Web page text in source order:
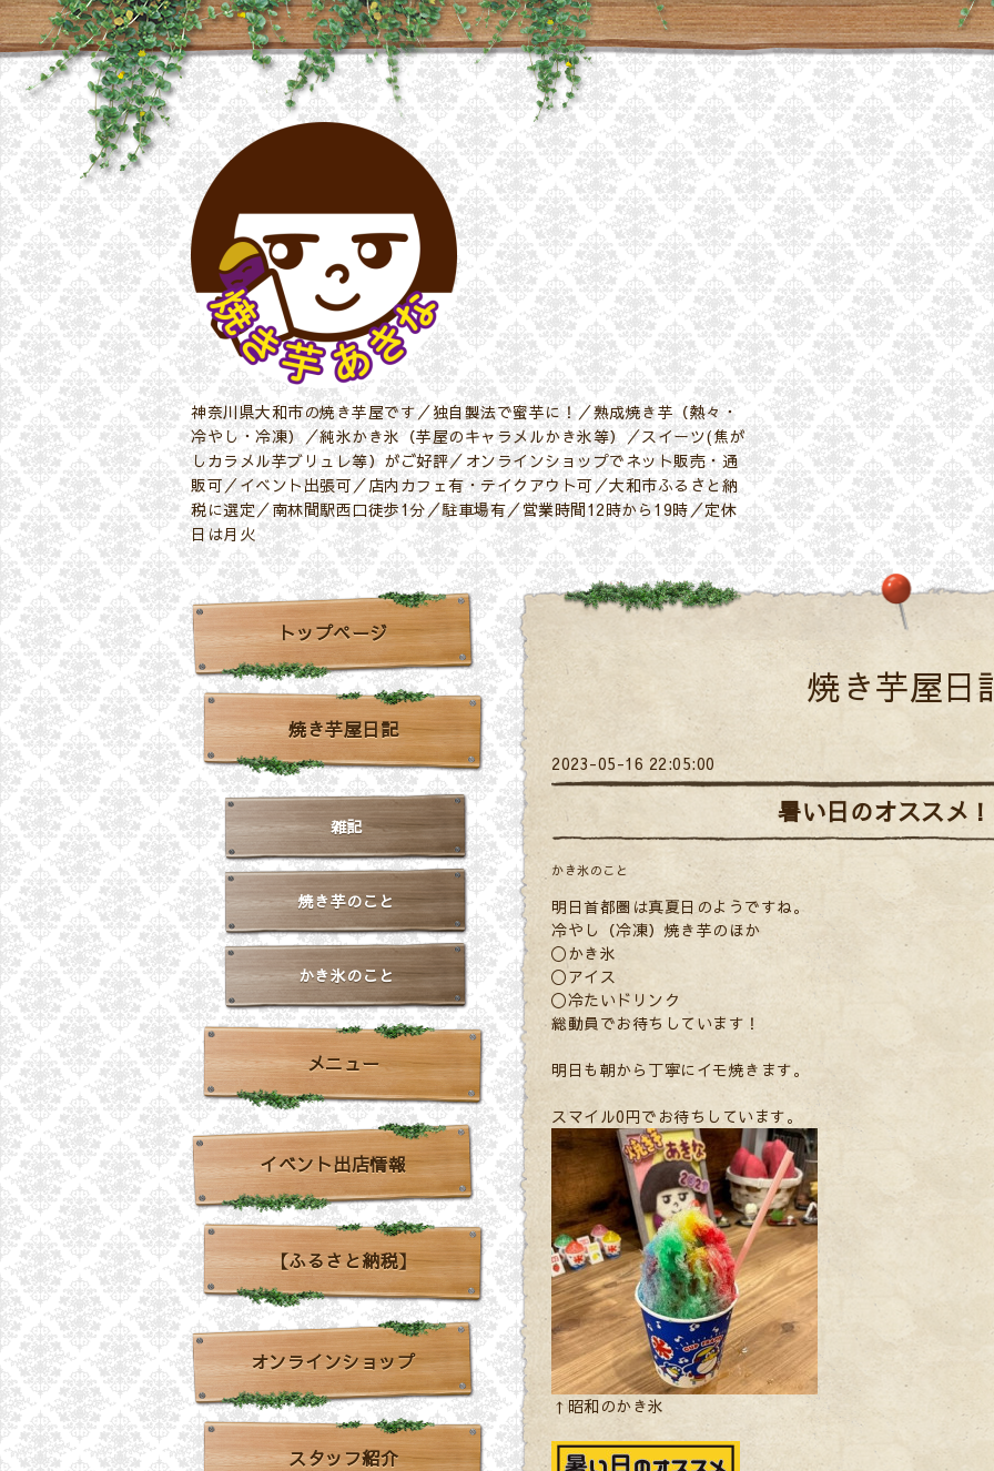
神奈川県大和市の焼き芋屋です／独自製法で蜜芋に！／熟成焼き芋（熱々・
冷やし・冷凍）／純氷かき氷（芋屋のキャラメルかき氷等）／スイーツ(焦が
しカラメル芋ブリュレ等）がご好評／オンラインショップでネット販売・通
販可／イベント出張可／店内カフェ有・テイクアウト可／大和市ふるさと納
税に選定／南林間駅西口徒歩1分／駐車場有／営業時間12時から19時／定休
日は月火
焼き芋屋日
2023-05-16 22:05:00
暑い日のオススメ
かき氷のこと
明日首都圏は真夏日のようですね。
冷やし（冷凍）焼き芋のほか
〇かき氷
〇アイス
〇冷たいドリンク
総動員でお待ちしています！
明日も朝から丁寧にイモ焼きます。
スマイル0円でお待ちしています。
↑昭和のかき氷
トップページ
焼き芋屋日記
雑記
焼き芋のこと
かき氷のこと
メニュー
イベント出店情報
【ふるさと納税】
オンラインショップ
スタッフ紹介